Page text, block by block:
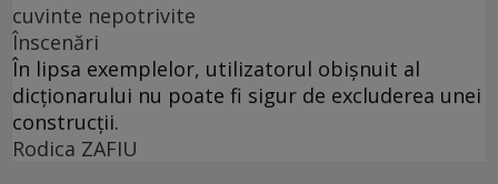
cuvinte nepotrivite
Înscenări
În lipsa exemplelor, utilizatorul obișnuit al
dicționarului nu poate fi sigur de excluderea unei
construcții.
Rodica ZAFIU